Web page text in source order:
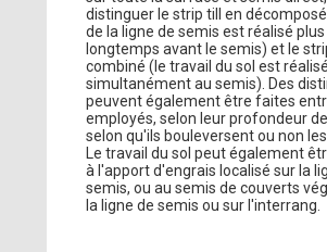
distinguer le strip till en
de la ligne de semis est réalisé
longtemps avant le semis) et le
combiné (le travail du sol est réalisé
simultanément au semis). Des
peuvent également être faites
employés, selon leur profondeur
selon qu'ils bouleversent ou non
Le travail du sol peut également
à l'apport d'engrais localisé sur la
semis, ou au semis de couverts
la ligne de semis ou sur l'interrang.